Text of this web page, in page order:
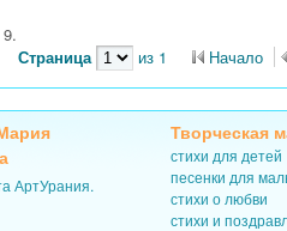
Страница из 1 Начало
АртУрания.
Творческая
стихи для детей
песенки для
стихи о любви
стихи и